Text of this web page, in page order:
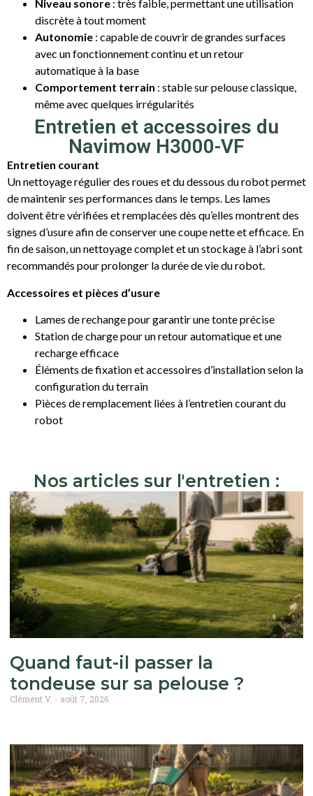
Niveau sonore : très faible, permettant une utilisation
discrète à tout moment
Autonomie : capable de couvrir de grandes surfaces
avec un fonctionnement continu et un retour
automatique à la base
Comportement terrain : stable sur pelouse classique,
même avec quelques irrégularités
Entretien et accessoires du
Navimow H3000-VF
Entretien courant
Un nettoyage régulier des roues et du dessous du robot permet
de maintenir ses performances dans le temps. Les lames
doivent être vérifiées et remplacées dès qu’elles montrent des
signes d’usure afin de conserver une coupe nette et efficace. En
fin de saison, un nettoyage complet et un stockage à l’abri sont
recommandés pour prolonger la durée de vie du robot.
Accessoires et pièces d’usure
Lames de rechange pour garantir une tonte précise
Station de charge pour un retour automatique et une
recharge efficace
Éléments de fixation et accessoires d’installation selon la
configuration du terrain
Pièces de remplacement liées à l’entretien courant du
robot
Nos articles sur l'entretien :
Quand faut-il passer la
tondeuse sur sa pelouse ?
Clément V. août 7, 2026